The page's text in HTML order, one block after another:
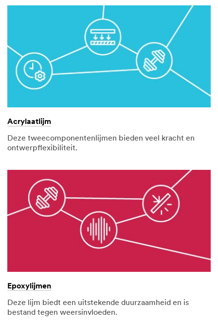
Acrylaatlijm
Deze tweecomponentenlijmen bieden veel kracht en
ontwerpflexibiliteit.
Epoxylijmen
Deze lijm biedt een uitstekende duurzaamheid en is
bestand tegen weersinvloeden.